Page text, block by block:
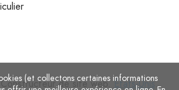
de site web.États-Unis.
(et collectons certaines informations